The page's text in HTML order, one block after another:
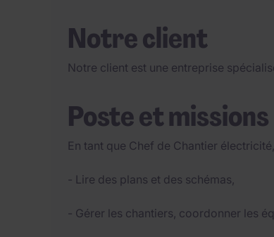
Notre client
Notre client est une entreprise
Poste et missions
En tant que Chef de Chantier
- Lire des plans et des schémas,
- Gérer les chantiers, coordonner les